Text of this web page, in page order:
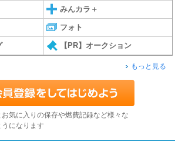
みんカラ＋
フォト
【PR】オークション
もっと見る
お気に入りの保存や燃費記録など様々な
になります